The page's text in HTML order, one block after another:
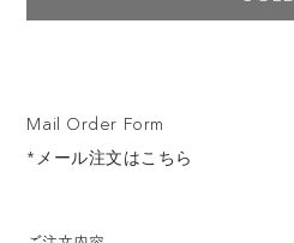
Mail Order Form
*メール注文はこちら